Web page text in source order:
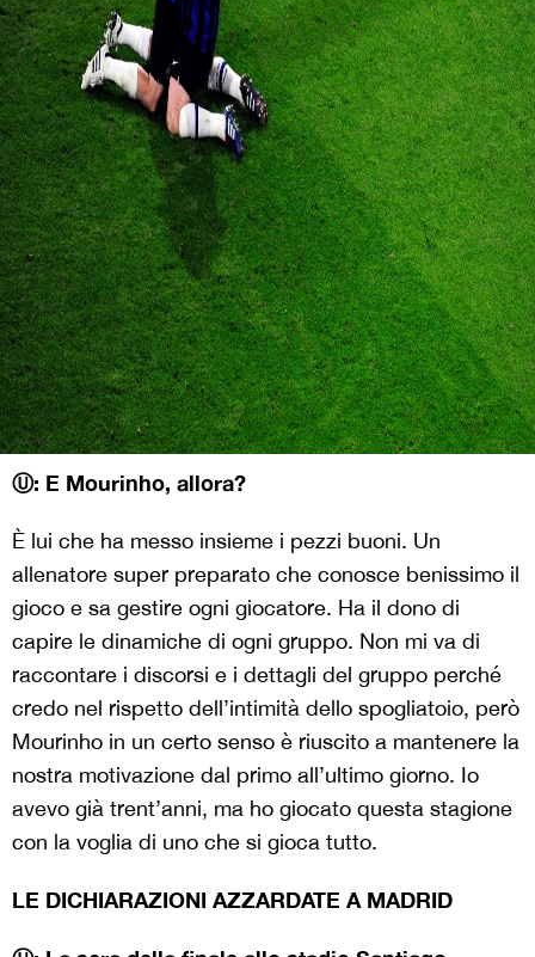
Ⓤ: E Mourinho, allora?
È lui che ha messo insieme i pezzi buoni. Un
allenatore super preparato che conosce benissimo il
gioco e sa gestire ogni giocatore. Ha il dono di
capire le dinamiche di ogni gruppo. Non mi va di
raccontare i discorsi e i dettagli del gruppo perché
credo nel rispetto dell’intimità dello spogliatoio, però
Mourinho in un certo senso è riuscito a mantenere la
nostra motivazione dal primo all’ultimo giorno. Io
avevo già trent’anni, ma ho giocato questa stagione
con la voglia di uno che si gioca tutto.
LE DICHIARAZIONI AZZARDATE A MADRID